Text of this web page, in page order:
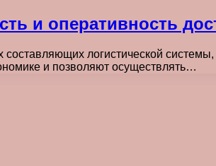
и оперативность
логистической
и позволяют осуществлять…